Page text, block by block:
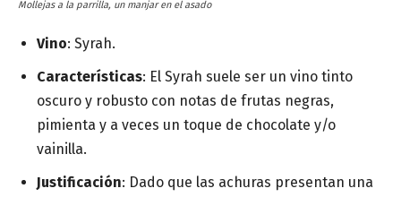
Mollejas a la parrilla, un manjar en el asado
Vino: Syrah.
Características: El Syrah suele ser un vino tinto
oscuro y robusto con notas de frutas negras,
pimienta y a veces un toque de chocolate y/o
vainilla.
Justificación: Dado que las achuras presentan una